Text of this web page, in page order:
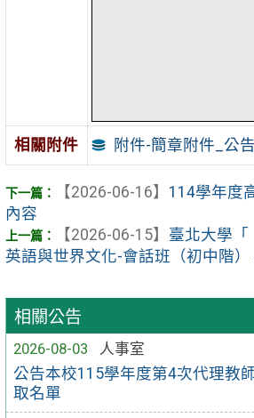
相關公告
2026-08-03
人事室
公告本校115學年度第4次代理教
取名單
相關附件 附件-簡章附件_公
【2026-06-16】 114學年度
內容
【2026-06-15】 臺北大學「
英語與世界文化-會話班（初中階）